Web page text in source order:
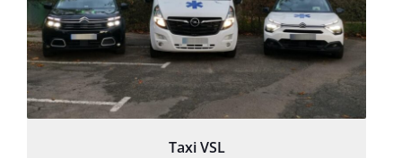
Taxi VSL